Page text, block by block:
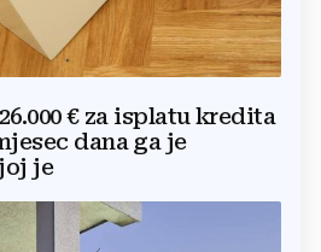
€ za isplatu kredita
dana ga je
je